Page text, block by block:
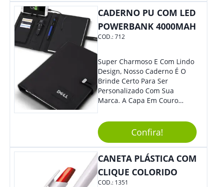
CADERNO PU COM LED
POWERBANK 4000MAH
COD.:712
Super Charmoso E Com Lindo
Design, Nosso Caderno É O
Brinde Certo Para Ser
Personalizado Com Sua
Marca. A Capa Em Couro
Elástico Permite Maior
Segurança Ao Carregá-Lo.
Ofereça A Seus Clientes E
Colaboradores, Sem Dúvidas
Eles Irão Adorar.
Confira!
CANETA PLÁSTICA COM
CLIQUE COLORIDO
COD.: 1351